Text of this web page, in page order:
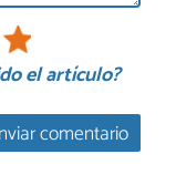
el artículo?
comentario